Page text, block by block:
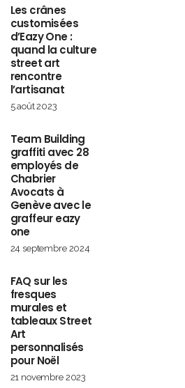
Les crânes
customisées
d’Eazy One :
quand la culture
street art
rencontre
l’artisanat
5 août 2023
Team Building
graffiti avec 28
employés de
Chabrier
Avocats à
Genève avec le
graffeur eazy
one
24 septembre 2024
FAQ sur les
fresques
murales et
tableaux Street
Art
personnalisés
pour Noël
21 novembre 2023